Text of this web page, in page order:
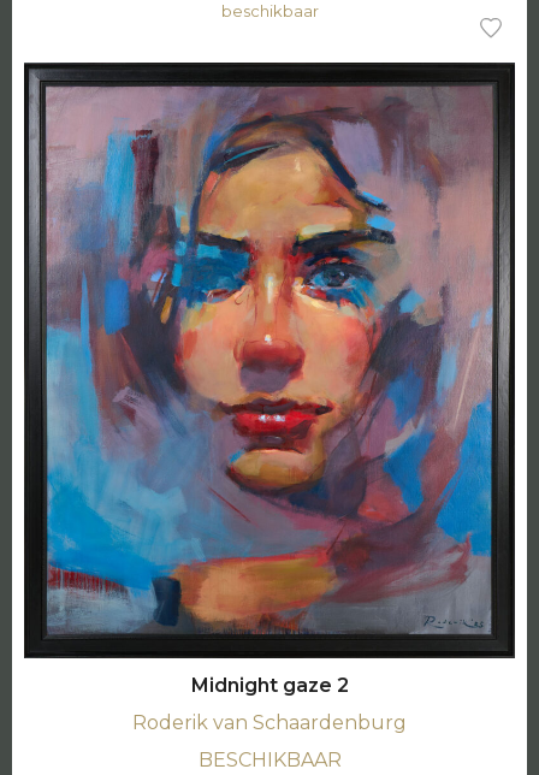
beschikbaar
Midnight gaze 2
Roderik van Schaardenburg
BESCHIKBAAR